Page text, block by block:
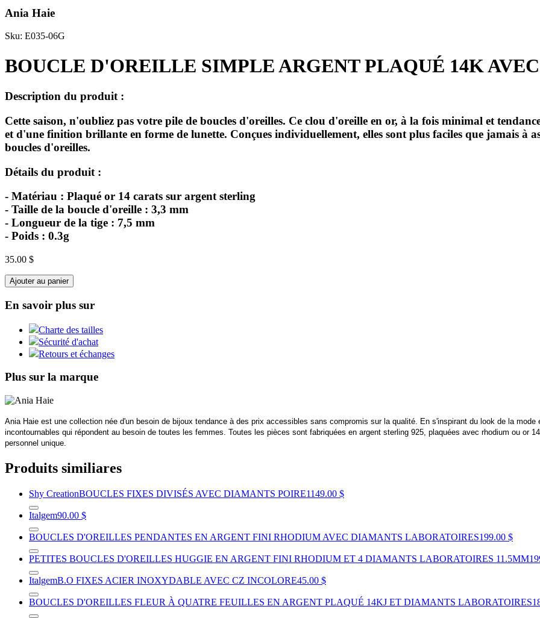
Ania Haie
Sku: E035-06G
BOUCLE D'OREILLE SIMPLE ARGENT PLAQUÉ 14K
Description du produit :
Cette saison, n'oubliez pas votre pile de boucles d'oreilles. Ce clou d'oreille en or, à la fois minimal et
et d'une finition brillante en forme de lunette. Conçues individuellement, elles sont plus faciles que jamais à
boucles d'oreilles.
Détails du produit :
- Matériau : Plaqué or 14 carats sur argent sterling
- Taille de la boucle d'oreille : 3,3 mm
- Longueur de la tige : 7,5 mm
- Poids : 0.3g
35.00 $
Ajouter au panier
En savoir plus sur
Charte des tailles
Sécurité d'achat
Retours et échanges
Plus sur la marque
Ania Haie est une collection née d'un besoin de bijoux tendance à des prix accessibles sans compromis sur la qualité. En s'inspirant du look de la
incontournables qui répondent au besoin de toutes les femmes. Toutes les pièces sont fabriquées en argent sterling 925, plaquées avec rhodium ou or
personnel unique.
Produits similiares
Shy CreationBOUCLES FIXES DIVISÉS AVEC DIAMANTS POIRE1149.00 $
Italgem90.00 $
BOUCLES D'OREILLES PENDANTES EN ARGENT FINI RHODIUM AVEC DIAMANTS LABORATOIRES199.00 $
PETITES BOUCLES D'OREILLES HUGGIE EN ARGENT FINI RHODIUM ET 4 DIAMANTS LABORATOIRES 11.5MM
ItalgemB.O FIXES ACIER INOXYDABLE AVEC CZ INCOLORE45.00 $
BOUCLES D'OREILLES FLEUR À QUATRE FEUILLES EN ARGENT PLAQUÉ 14KJ ET DIAMANTS LABORATOIRES